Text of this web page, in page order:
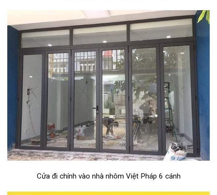
Cửa đi chính vào nhà nhôm Việt Pháp 6 cánh